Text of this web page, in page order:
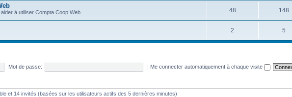
à utiliser Compta Coop Web. 48 148
2 5
Mot de passe: | Me connecter automatiquement à chaque visite
et 14 invités (basées sur les utilisateurs actifs des 5 dernières minutes)